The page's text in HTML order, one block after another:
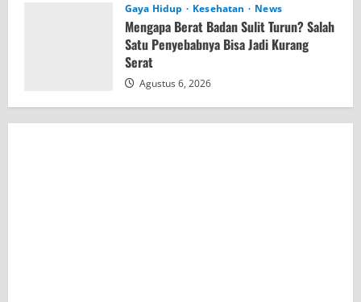
Gaya Hidup Kesehatan News
Mengapa Berat Badan Sulit Turun? Salah
Satu Penyebabnya Bisa Jadi Kurang
Serat
Agustus 6, 2026